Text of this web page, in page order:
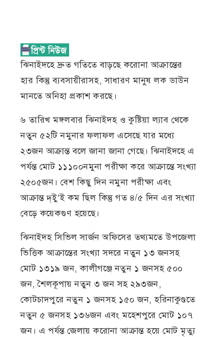
ঝিনাইদহে দ্রুত গতিতে বাড়ছে করোনা আক্রান্তের
হার কিন্তু ব্যবসায়ীরাসহ, সাধারণ মানুষ লক ডাউন
মানতে অনিহা প্রকাশ করছে।
৬ তারিখ মঙ্গলবার ঝিনাইদহ ও কুষ্টিয়া ল্যাব থেকে
নতুন ৫২টি নমুনার ফলাফল এসেছে যার মধ্যে
২৩জন আক্রান্ত বলে জানা জানা গেছে। ঝিনাইদহে এ
পর্যন্ত মোট ১১১০০নমুনা পরীক্ষা করে আক্রান্তে সংখ্যা
২৫০৫জন। বেশ কিছু দিন নমুনা পরীক্ষা এবং
আক্রান্ত দ্ইু’ই কম ছিল কিন্তু গত ৪/৫ দিন এর সংখ্যা
বেড়ে কয়েকগুণ হয়েছে।
ঝিনাইদহ সিভিল সার্জন অফিসের তথ্যমতে উপজেলা
ভিত্তিক আক্রান্তের সংখ্যা সদরে নতুন ১৩ জনসহ
মোট ১৩১৯ জন, কালীগঞ্জে নতুন ১ জনসহ ৫০০
জন, শৈলকূপায় নতুন ৩ জন সহ ২৯৩জন,
কোটচাদপুরে নতুন ১ জনসহ ১৫০ জন, হরিনাকুণ্ডতে
নতুন ৫ জনসহ ১৩৬জন এবং মহেশপুরে মোট ১০৭
জন। এ পর্যন্ত জেলায় করোনা আক্রান্ত হয়ে মোট মৃত্যু